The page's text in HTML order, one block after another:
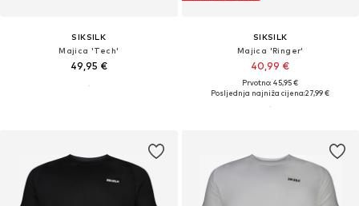
SIKSILK
Majica 'Tech'
49,95 €
SIKSILK
Majica 'Ringer'
40,99 €
Prvotno: 45,95 €
Posljednja najniža cijena:27,99 €